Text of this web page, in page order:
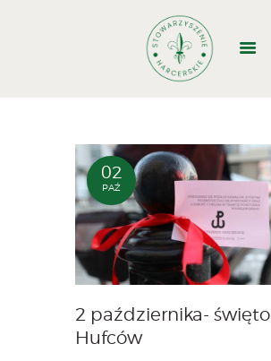
O NAS
DOŁĄCZ
WYJAZDY
WŁADZE
STRUKTURA
DOKUMENTY
KONTAKT
02
PAŹ
2 października- święto
Hufców